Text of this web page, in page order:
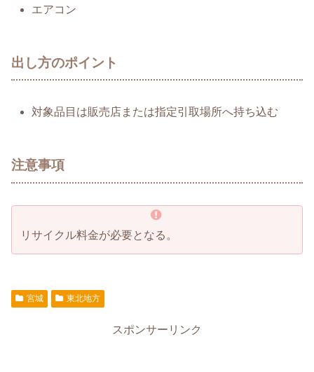
エアコン
出し方のポイント
対象品目は販売店または指定引取場所へ持ち込む
注意事項
リサイクル料金が必要となる。
宮城 東北地方
スポンサーリンク